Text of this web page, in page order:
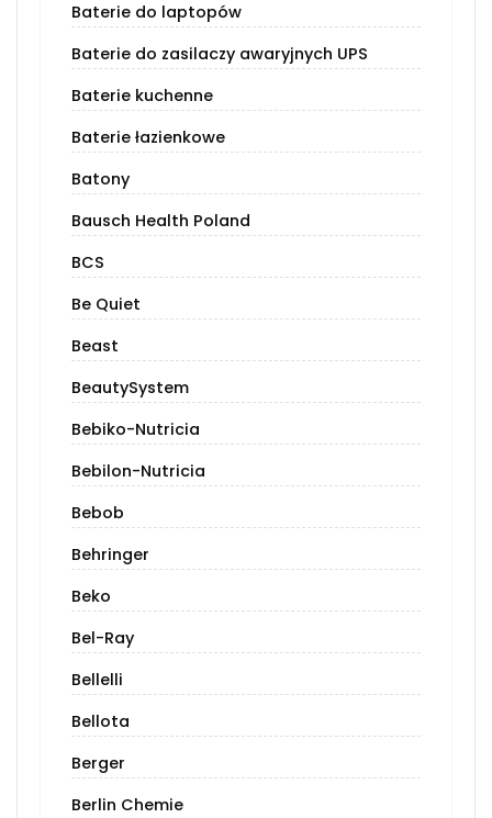
Baterie do laptopów
Baterie do zasilaczy awaryjnych UPS
Baterie kuchenne
Baterie łazienkowe
Batony
Bausch Health Poland
BCS
Be Quiet
Beast
BeautySystem
Bebiko-Nutricia
Bebilon-Nutricia
Bebob
Behringer
Beko
Bel-Ray
Bellelli
Bellota
Berger
Berlin Chemie